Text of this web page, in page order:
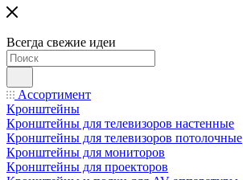
Всегда свежие идеи
Ассортимент
Кронштейны
Кронштейны для телевизоров настенные
Кронштейны для телевизоров потолочные
Кронштейны для мониторов
Кронштейны для проекторов